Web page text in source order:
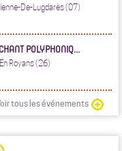
De-Lugdarès (07)
POLYPHONIQ...
Royans (26)
tous les événements